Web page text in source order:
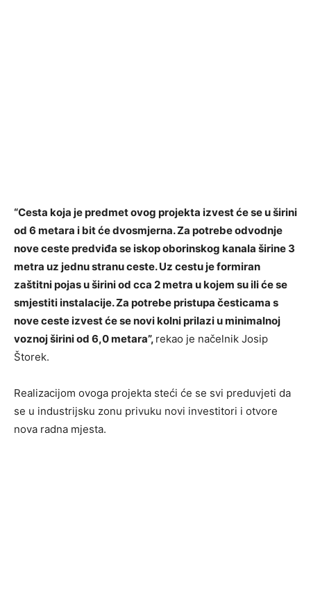
“Cesta koja je predmet ovog projekta izvest će se u širini
od 6 metara i bit će dvosmjerna. Za potrebe odvodnje
nove ceste predviđa se iskop oborinskog kanala širine 3
metra uz jednu stranu ceste. Uz cestu je formiran
zaštitni pojas u širini od cca 2 metra u kojem su ili će se
smjestiti instalacije. Za potrebe pristupa česticama s
nove ceste izvest će se novi kolni prilazi u minimalnoj
voznoj širini od 6,0 metara”, rekao je načelnik Josip
Štorek.
Realizacijom ovoga projekta steći će se svi preduvjeti da
se u industrijsku zonu privuku novi investitori i otvore
nova radna mjesta.